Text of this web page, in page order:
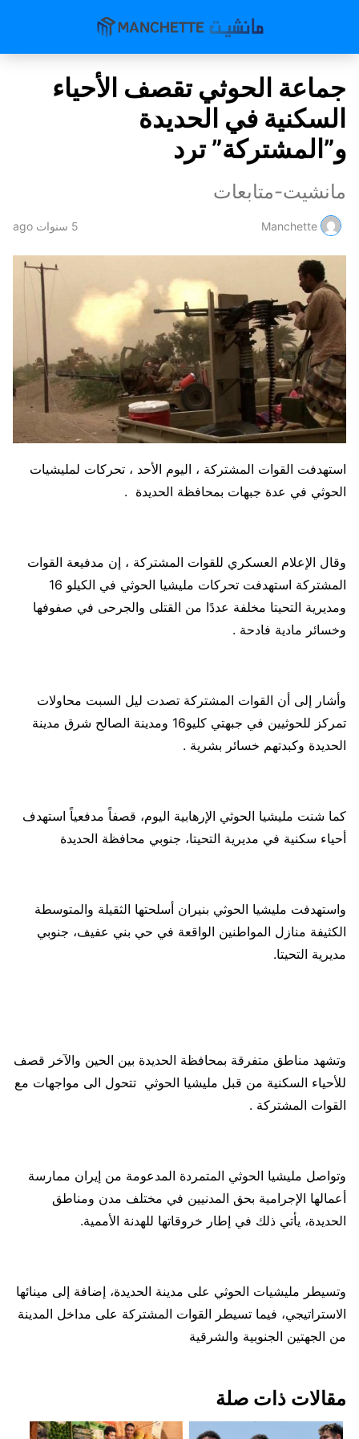
جماعة الحوثي تقصف الأحياء
السكنية في الحديدة
و”المشتركة” ترد
مانشيت-متابعات
Manchette 5 سنوات ago
استهدفت القوات المشتركة ، اليوم الأحد ، تحركات لمليشيات
الحوثي في عدة جبهات بمحافظة الحديدة .
وقال الإعلام العسكري للقوات المشتركة ، إن مدفيعة القوات
المشتركة استهدفت تحركات مليشيا الحوثي في الكيلو 16
ومديرية التحيتا مخلفة عددًا من القتلى والجرحى في صفوفها
وخسائر مادية فادحة .
وأشار إلى أن القوات المشتركة تصدت ليل السبت محاولات
تمركز للحوثيين في جبهتي كليو16 ومدينة الصالح شرق مدينة
الحديدة وكبدتهم خسائر بشرية .
كما شنت مليشيا الحوثي الإرهابية اليوم، قصفاً مدفعياً استهدف
أحياء سكنية في مديرية التحيتا، جنوبي محافظة الحديدة
واستهدفت مليشيا الحوثي بنيران أسلحتها الثقيلة والمتوسطة
الكثيفة منازل المواطنين الواقعة في حي بني عفيف، جنوبي
مديرية التحيتا.
وتشهد مناطق متفرقة بمحافظة الحديدة بين الحين والآخر قصف
للأحياء السكنية من قبل مليشيا الحوثي تتحول الى مواجهات مع
القوات المشتركة .
وتواصل مليشيا الحوثي المتمردة المدعومة من إيران ممارسة
أعمالها الإجرامية بحق المدنيين في مختلف مدن ومناطق
الحديدة، يأتي ذلك في إطار خروقاتها للهدنة الأممية.
وتسيطر مليشيات الحوثي على مدينة الحديدة، إضافة إلى مينائها
الاستراتيجي، فيما تسيطر القوات المشتركة على مداخل المدينة
من الجهتين الجنوبية والشرقية
مقالات ذات صلة